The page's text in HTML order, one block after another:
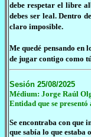
debe respetar el libre
debes ser leal. Dentro
claro imposible.
Me quedé pensando
de jugar contigo como
Sesión 25/08/2025
Médium: Jorge Raúl
Entidad que se
Se encontraba con que
que sabía lo que estaba